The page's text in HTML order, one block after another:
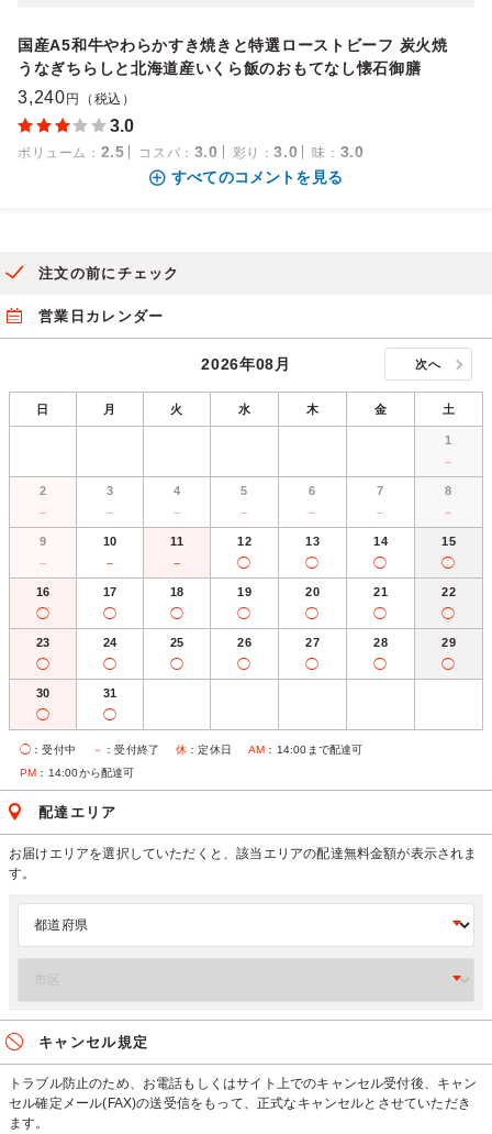
国産A5和牛やわらかすき焼きと特選ローストビーフ 炭火焼
うなぎちらしと北海道産いくら飯のおもてなし懐石御膳
3,240 円（税込）
3.0
ボリューム ： 2.5 コスパ ： 3.0 彩り ：3.0 味 ： 3.0
すべてのコメントを見る
注文の前にチェック
営業日カレンダー
2026年08月 次へ
日 月 火 水 木 金 土
1
－
2
－
3
－
4
－
5
－
6
－
7
－
8
－
9
－
10
－
11
－
12
◯
13
◯
14
◯
15
◯
16
◯
17
◯
18
◯
19
◯
20
◯
21
◯
22
◯
23
◯
24
◯
25
◯
26
◯
27
◯
28
◯
29
◯
30
◯
31
◯
◯ ：受付中 － ：受付終了 休 ：定休日 AM ：14:00まで配達可
PM ：14:00から配達可
配達エリア
お届けエリアを選択していただくと、該当エリアの配達無料金額が表示されま
す。
キャンセル規定
トラブル防止のため、お電話もしくはサイト上でのキャンセル受付後、キャン
セル確定メール(FAX)の送受信をもって、正式なキャンセルとさせていただき
ます。